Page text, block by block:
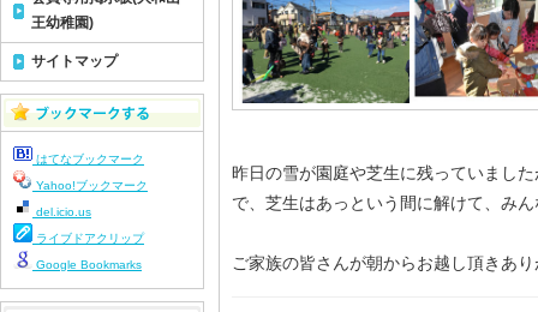
昨日の雪が園庭や芝生に残っていまし
で、芝生はあっという間に解けて、み
ご家族の皆さんが朝からお越し頂きあ
王幼稚園)
サイトマップ
はてなブックマーク
Yahoo!ブックマーク
del.icio.us
ライブドアクリップ
Google Bookmarks